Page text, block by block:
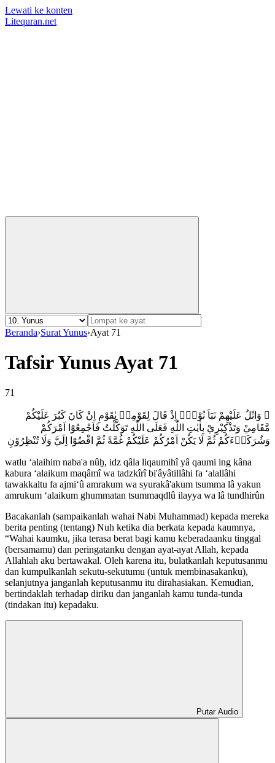
Lewati ke konten
Litequran.net
Beranda›Surat Yunus›Ayat 71
Tafsir Yunus Ayat 71
71
۞ وَاتْلُ عَلَيْهِمْ نَبَاَ نُوْحٍۘ اِذْ قَالَ لِقَوْمِهٖ يٰقَوْمِ اِنْ كَانَ كَبُرَ عَلَيْكُمْ
مَّقَامِيْ وَتَذْكِيْرِيْ بِاٰيٰتِ اللّٰهِ فَعَلَى اللّٰهِ تَوَكَّلْتُ فَاَجْمِعُوْٓا اَمْرَكُمْ
وَشُرَكَاۤءَكُمْ ثُمَّ لَا يَكُنْ اَمْرُكُمْ عَلَيْكُمْ غُمَّةً ثُمَّ اقْضُوْٓا اِلَيَّ وَلَا تُنْظِرُوْنِ
watlu ‘alaihim naba'a nûḫ, idz qâla liqaumihî yâ qaumi ing kâna
kabura ‘alaikum maqâmî wa tadzkîrî bi'âyâtillâhi fa ‘alallâhi
tawakkaltu fa ajmi‘û amrakum wa syurakâ'akum tsumma lâ yakun
amrukum ‘alaikum ghummatan tsummaqdlû ilayya wa lâ tundhirûn
Bacakanlah (sampaikanlah wahai Nabi Muhammad) kepada mereka
berita penting (tentang) Nuh ketika dia berkata kepada kaumnya,
“Wahai kaumku, jika terasa berat bagi kamu keberadaanku tinggal
(bersamamu) dan peringatanku dengan ayat-ayat Allah, kepada
Allahlah aku bertawakal. Oleh karena itu, bulatkanlah keputusanmu
dan kumpulkanlah sekutu-sekutumu (untuk membinasakanku),
selanjutnya janganlah keputusanmu itu dirahasiakan. Kemudian,
bertindaklah terhadap diriku dan janganlah kamu tunda-tunda
(tindakan itu) kepadaku.
Putar Audio